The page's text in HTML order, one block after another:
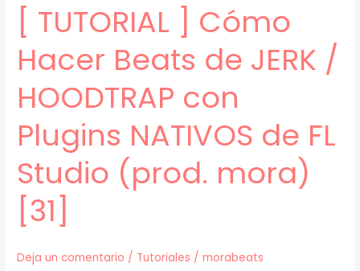
[ TUTORIAL ] Cómo
Hacer Beats de JERK /
HOODTRAP con
Plugins NATIVOS de FL
Studio (prod. mora)
[31]
Deja un comentario / Tutoriales /morabeats